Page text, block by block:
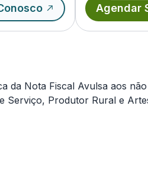
Agendar
da Nota Fiscal Avulsa aos
Serviço, Produtor Rural e